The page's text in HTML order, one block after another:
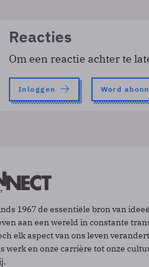
Reacties
Om een reactie achter te
Inloggen Word
1967 de essentiële bron van
aan een wereld in constante
elk aspect van ons leven
werk en onze carrière tot onze